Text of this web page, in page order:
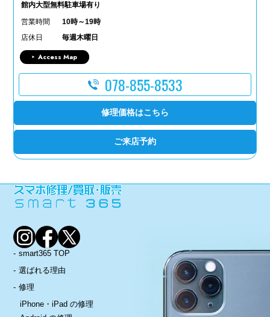
館内大型無料駐車場有り
営業時間
10時～19時
店休日
毎週木曜日
Access Map
078-855-8533
修理価格はこちら
ご来店予約
smart365 TOP
選ばれる理由
修理
iPhone・iPad の修理